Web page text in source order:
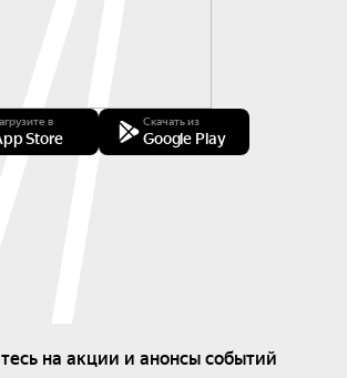
в
Store
Скачать из
Google Play
на акции и анонсы событий